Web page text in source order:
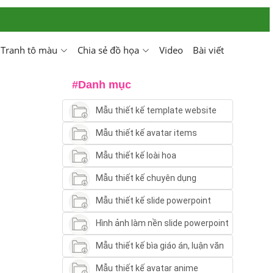
Tranh tô màu Chia sẻ đồ họa Video Bài viết
#Danh mục
Mẫu thiết kế template website
Mẫu thiết kế avatar items
Mẫu thiết kế loài hoa
Mẫu thiết kế chuyên dụng
Mẫu thiết kế slide powerpoint
Hình ảnh làm nền slide powerpoint
Mẫu thiết kế bìa giáo án, luận văn
Mẫu thiết kế avatar anime